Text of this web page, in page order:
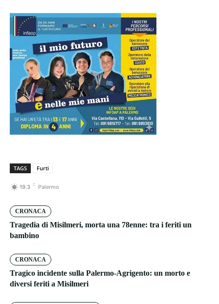
TAGS Furti
19.3 C Palermo
CRONACA
Tragedia di Misilmeri, morta una 78enne: tra i feriti un
bambino
CRONACA
Tragico incidente sulla Palermo-Agrigento: un morto e
diversi feriti a Misilmeri